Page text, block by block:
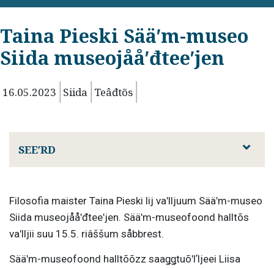
Taina Pieski Sääʹm-museo
Siida museojååʹđteeʹjen
16.05.2023 Siida Teâđtõs
SEEʹRD
Filosofia maister Taina Pieski lij vaʹlljuum Sääʹm-museo
Siida museojååʹđteeʹjen. Sääʹm-museofoond halltõs
vaʹlljii suu 15.5. riâššum såbbrest.
Sääʹm-museofoond halltõõzz saaǥǥtuõʹlʼljeei Liisa